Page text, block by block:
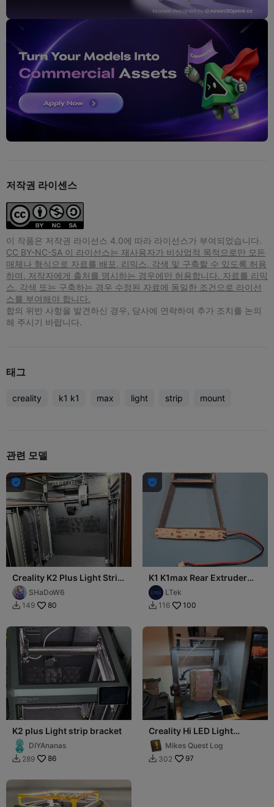
저작권 라이센스
이 작품은 저작권 라이선스 4.0에 따라 라이선스가 부여되었습니다.
CC BY-NC-SA 이 라이선스는 재사용자가 비상업적 목적으로만 모든
매체나 형식으로 자료를 배포, 리믹스, 각색 및 구축할 수 있도록 허용
하며, 저작자에게 출처를 명시하는 경우에만 허용합니다. 자료를 리믹
스, 각색 또는 구축하는 경우 수정된 자료에 동일한 조건으로 라이선
스를 부여해야 합니다.
합의 위반 사항을 발견하신 경우, 당사에 연락하여 추가 조치를 논의
해 주시기 바랍니다.
태그
creality k1 k1 max light strip mount
관련 모델

Creality K2 Plus Light Strip
ModSHaDoW6
 149 80

K1 K1max Rear Extruder
Nozzle LED Light Bracket
Mount
LTek
 116 100
K2 plus Light strip bracket
DIYAnanas
 289 86
Creality Hi LED Light
Strip/Bar Holder Mod - No
SupportMikes Quest Log
 302 97